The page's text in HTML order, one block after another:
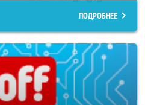
ПОДРОБНЕЕ